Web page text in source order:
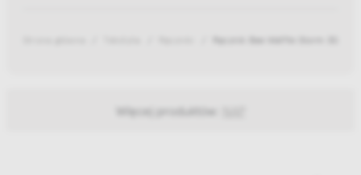
Ręcznik Bee Waffle Storm 30x50
Więcej produktów: